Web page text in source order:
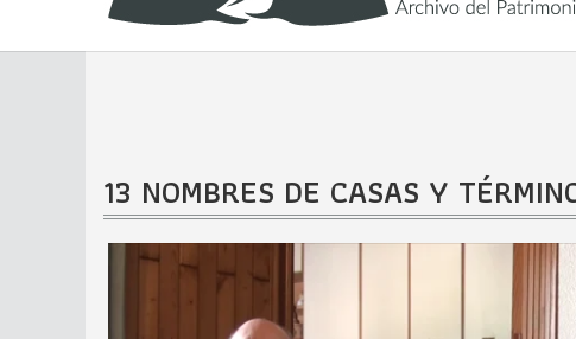
13 NOMBRES DE CASAS Y